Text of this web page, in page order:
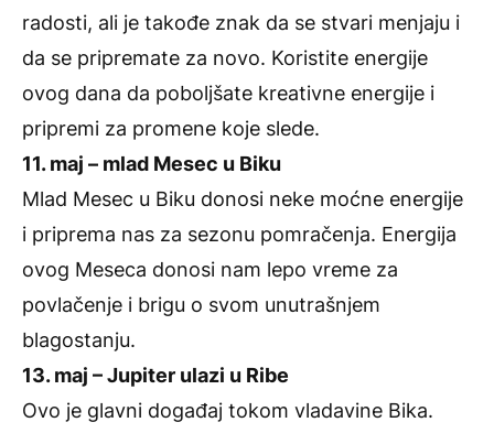
radosti, ali je takođe znak da se stvari menjaju i
da se pripremate za novo. Koristite energije
ovog dana da poboljšate kreativne energije i
pripremi za promene koje slede.
11. maj – mlad Mesec u Biku
Mlad Mesec u Biku donosi neke moćne energije
i priprema nas za sezonu pomračenja. Energija
ovog Meseca donosi nam lepo vreme za
povlačenje i brigu o svom unutrašnjem
blagostanju.
13. maj – Jupiter ulazi u Ribe
Ovo je glavni događaj tokom vladavine Bika.